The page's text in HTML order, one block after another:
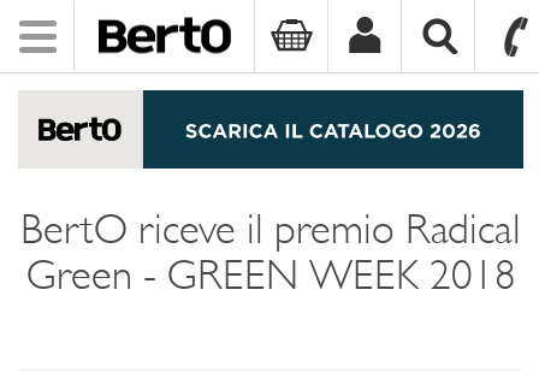
Toggle
navigation
BertO riceve il premio Radical
Green - GREEN WEEK 2018